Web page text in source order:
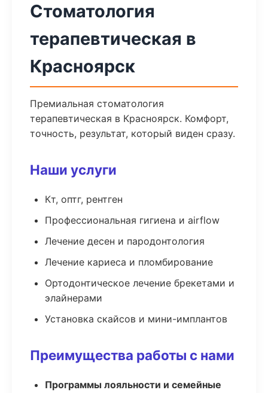
Стоматология
терапевтическая в
Красноярск
Премиальная стоматология
терапевтическая в Красноярск. Комфорт,
точность, результат, который виден сразу.
Наши услуги
Кт, оптг, рентген
Профессиональная гигиена и airflow
Лечение десен и пародонтология
Лечение кариеса и пломбирование
Ортодонтическое лечение брекетами и
элайнерами
Установка скайсов и мини-имплантов
Преимущества работы с нами
Программы лояльности и семейные